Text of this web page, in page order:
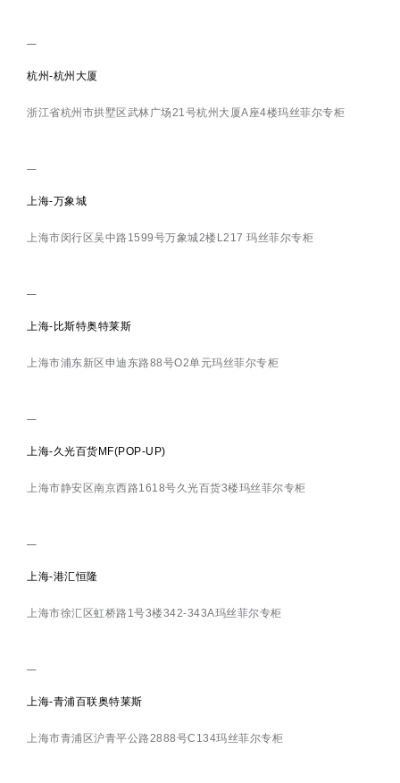
杭州-杭州大厦
浙江省杭州市拱墅区武林广场21号杭州大厦A座4楼玛丝菲尔专柜
上海-万象城
上海市闵行区吴中路1599号万象城2楼L217 玛丝菲尔专柜
上海-比斯特奥特莱斯
上海市浦东新区申迪东路88号O2单元玛丝菲尔专柜
上海-久光百货MF(POP-UP)
上海市静安区南京西路1618号久光百货3楼玛丝菲尔专柜
上海-港汇恒隆
上海市徐汇区虹桥路1号3楼342-343A玛丝菲尔专柜
上海-青浦百联奥特莱斯
上海市青浦区沪青平公路2888号C134玛丝菲尔专柜